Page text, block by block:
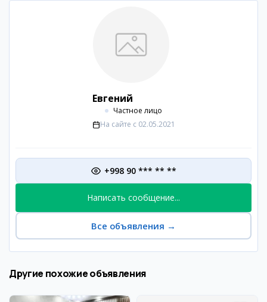
Евгений
Частное лицо
На сайте с 02.05.2021
+998 90 *** ** **
Написать сообщение...
Все объявления →
Другие похожие объявления